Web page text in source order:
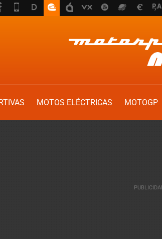
MOTOS ELÉCTRICAS MOTOGP